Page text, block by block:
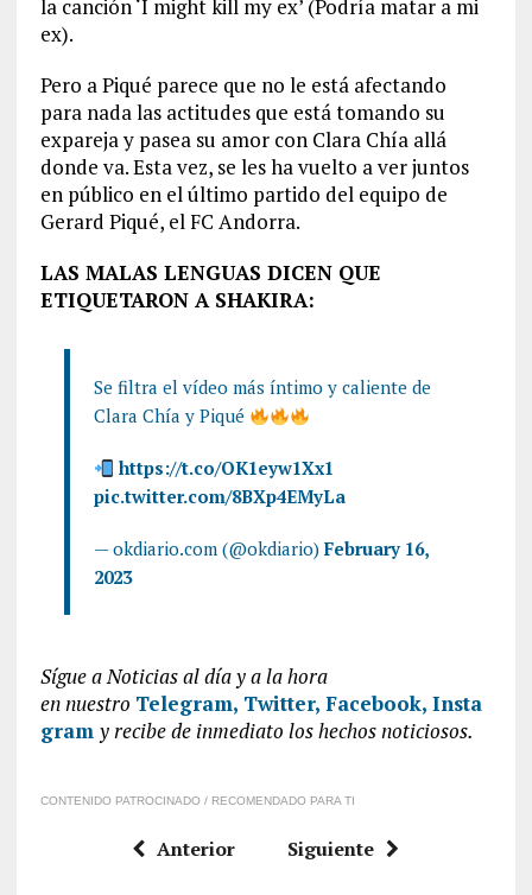
la canción ‘I might kill my ex’ (Podría matar a mi
ex).
Pero a Piqué parece que no le está afectando
para nada las actitudes que está tomando su
expareja y pasea su amor con Clara Chía allá
donde va. Esta vez, se les ha vuelto a ver juntos
en público en el último partido del equipo de
Gerard Piqué, el FC Andorra.
LAS MALAS LENGUAS DICEN QUE
ETIQUETARON A SHAKIRA:
Se filtra el vídeo más íntimo y caliente de
Clara Chía y Piqué
https://t.co/OK1eyw1Xx1
pic.twitter.com/8BXp4EMyLa
— okdiario.com (@okdiario) February 16,
2023
Sígue a Noticias al día y a la hora
ennuestro Telegram, Twitter, Facebook, Insta
gram y recibe de inmediato los hechos noticiosos.
CONTENIDO PATROCINADO / RECOMENDADO PARA TI
Anterior Siguiente